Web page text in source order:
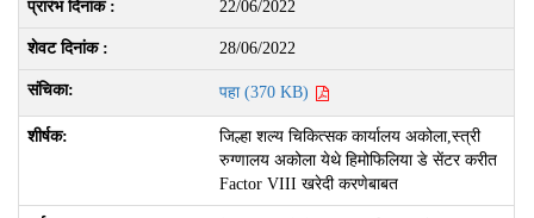
22/06/2022
28/06/2022
पहा (370 KB)
जिल्हा शल्य चिकित्सक कार्यालय अकोला,स्त्री
रुग्णालय अकोला येथे हिमोफिलिया डे सेंटर करीत
Factor VIII खरेदी करणेबाबत